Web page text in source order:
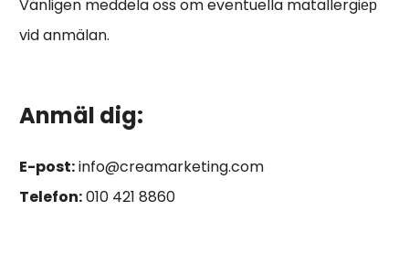
Vänligen meddela oss om eventuella matallergiер
vid anmälan.
Anmäl dig:
E-post:info@creamarketing.com
Telefon:010 421 8860